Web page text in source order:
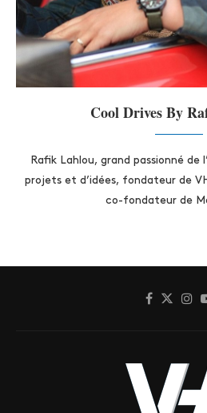
Cool Drives By
Rafik Lahlou, grand passionné de
projets et d’idées, fondateur de
co-fondateur de